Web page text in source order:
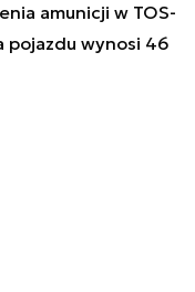
amunicji w TOS-
pojazdu wynosi 46